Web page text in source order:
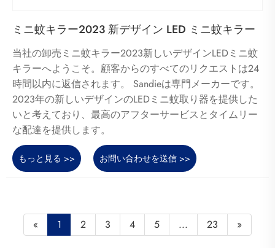
ミニ蚊キラー2023 新デザイン LED ミニ蚊キラー
当社の卸売ミニ蚊キラー2023新しいデザインLEDミニ蚊
キラーへようこそ。顧客からのすべてのリクエストは24
時間以内に返信されます。 Sandieは専門メーカーです。
2023年の新しいデザインのLEDミニ蚊取り器を提供した
いと考えており、最高のアフターサービスとタイムリー
な配達を提供します。
もっと見る >> お問い合わせを送信 >>
« 1 2 3 4 5 ... 23 »